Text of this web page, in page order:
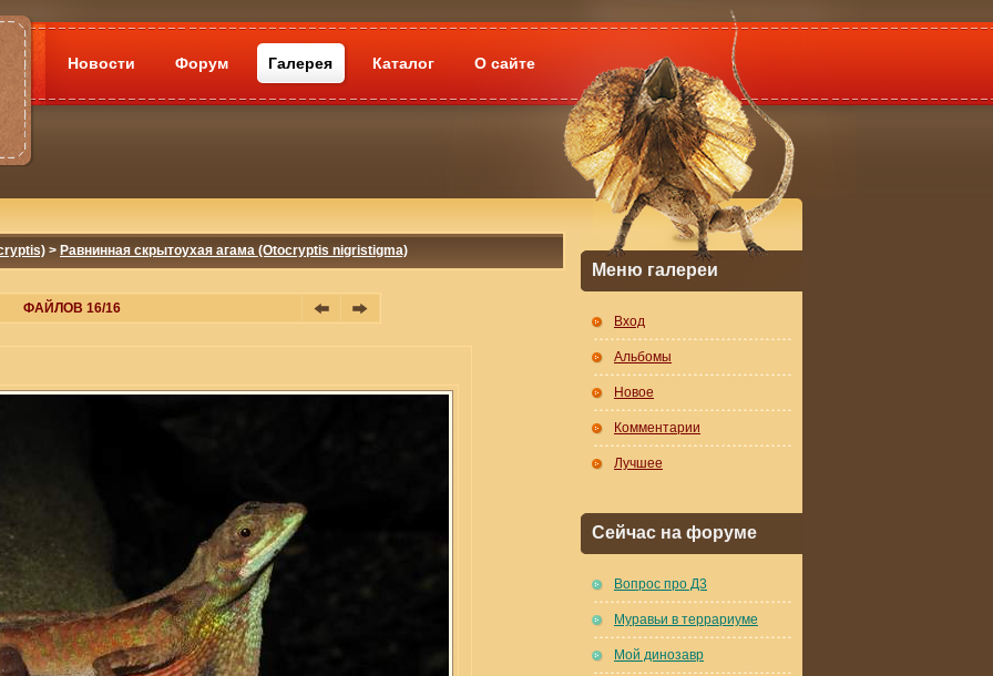
Новости Форум Галерея Каталог О сайте
> Равнинная скрытоухая агама (Otocryptis nigristigma)
ФАЙЛОВ 16/16
Меню галереи
Вход
Альбомы
Новое
Комментарии
Лучшее
Сейчас на форуме
Вопрос про Д3
Муравьи в террариуме
Мой динозавр